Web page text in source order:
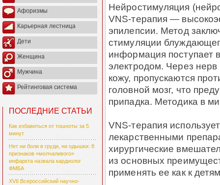
Афоризмы
Карьерная лестница
Дети
Женщина
Мужчина
Рейтинговая система
ПОСЛЕДНИЕ СТАТЬИ
Как избавиться от тошноты за 5
минут
Нет ни боли в груди, ни одышки: 8
признаков «молчаливого»
инфаркта назвала кардиолог
ФМБА
XVII Всероссийский научно-
Нейростимуляция
VNS-терапия —
эпилепсии. Метод
стимуляции
информация поступает
электродом. Через
кожу, пропускаются
головной мозг, что
припадка. Методика в
VNS-терапия
лекарственными
хирургические
из основных
применять ее как к